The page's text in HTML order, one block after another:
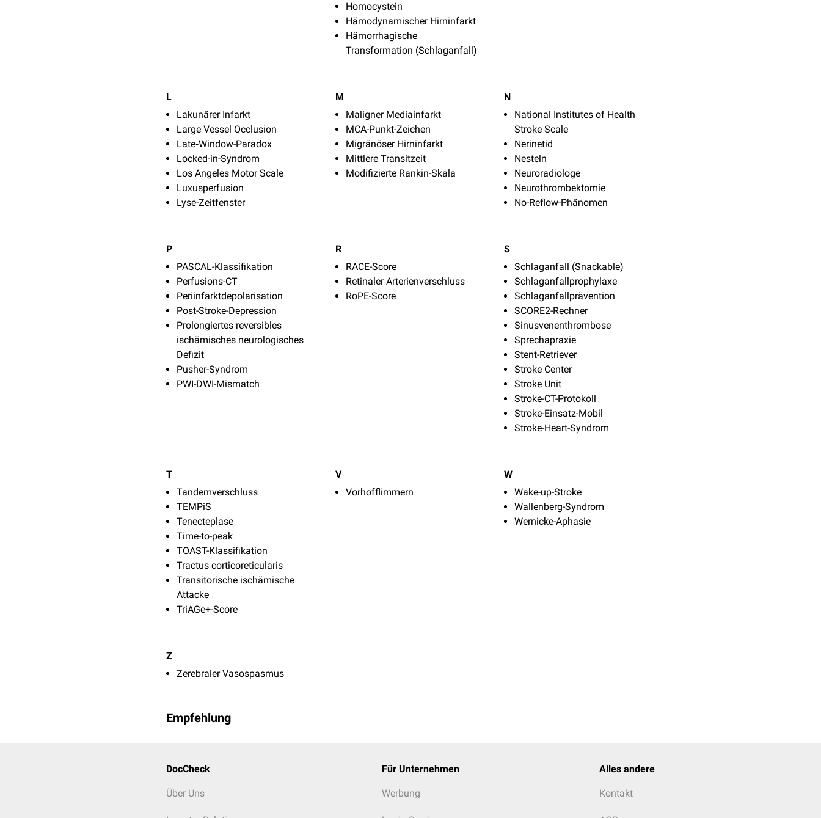
Homocystein
Hämodynamischer Hirninfarkt
Hämorrhagische
Transformation (Schlaganfall)
L
Lakunärer Infarkt
Large Vessel Occlusion
Late‑Window-Paradox
Locked-in-Syndrom
Los Angeles Motor Scale
Luxusperfusion
Lyse-Zeitfenster
M
Maligner Mediainfarkt
MCA-Punkt-Zeichen
Migränöser Hirninfarkt
Mittlere Transitzeit
Modifizierte Rankin-Skala
N
National Institutes of Health
Stroke Scale
Nerinetid
Nesteln
Neuroradiologe
Neurothrombektomie
No-Reflow-Phänomen
P
PASCAL-Klassifikation
Perfusions-CT
Periinfarktdepolarisation
Post-Stroke-Depression
Prolongiertes reversibles
ischämisches neurologisches
Defizit
Pusher-Syndrom
PWI-DWI-Mismatch
R
RACE-Score
Retinaler Arterienverschluss
RoPE-Score
S
Schlaganfall (Snackable)
Schlaganfallprophylaxe
Schlaganfallprävention
SCORE2-Rechner
Sinusvenenthrombose
Sprechapraxie
Stent-Retriever
Stroke Center
Stroke Unit
Stroke-CT-Protokoll
Stroke-Einsatz-Mobil
Stroke-Heart-Syndrom
T
Tandemverschluss
TEMPiS
Tenecteplase
Time-to-peak
TOAST-Klassifikation
Tractus corticoreticularis
Transitorische ischämische
Attacke
TriAGe+-Score
V
Vorhofflimmern
W
Wake-up-Stroke
Wallenberg-Syndrom
Wernicke-Aphasie
Z
Zerebraler Vasospasmus
Empfehlung
DocCheck
Über Uns
Für Unternehmen
Werbung
Alles andere
Kontakt